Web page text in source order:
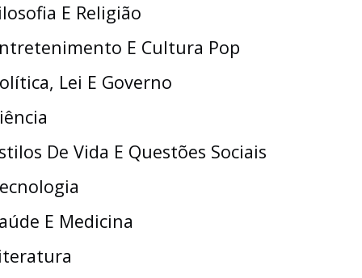
E Religião
E Cultura Pop
Lei E Governo
De Vida E Questões Sociais
E Medicina